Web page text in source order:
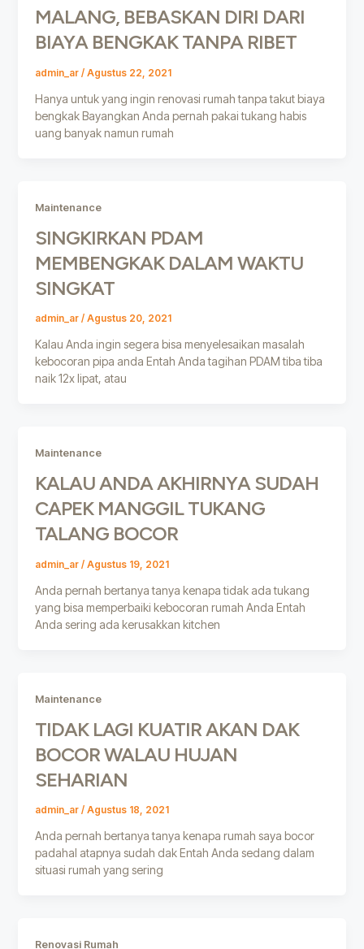
MALANG, BEBASKAN DIRI DARI
BIAYA BENGKAK TANPA RIBET
admin_ar / Agustus 22, 2021
Hanya untuk yang ingin renovasi rumah tanpa takut biaya
bengkak Bayangkan Anda pernah pakai tukang habis
uang banyak namun rumah
Maintenance
SINGKIRKAN PDAM
MEMBENGKAK DALAM WAKTU
SINGKAT
admin_ar / Agustus 20, 2021
Kalau Anda ingin segera bisa menyelesaikan masalah
kebocoran pipa anda Entah Anda tagihan PDAM tiba tiba
naik 12x lipat, atau
Maintenance
KALAU ANDA AKHIRNYA SUDAH
CAPEK MANGGIL TUKANG
TALANG BOCOR
admin_ar / Agustus 19, 2021
Anda pernah bertanya tanya kenapa tidak ada tukang
yang bisa memperbaiki kebocoran rumah Anda Entah
Anda sering ada kerusakkan kitchen
Maintenance
TIDAK LAGI KUATIR AKAN DAK
BOCOR WALAU HUJAN
SEHARIAN
admin_ar / Agustus 18, 2021
Anda pernah bertanya tanya kenapa rumah saya bocor
padahal atapnya sudah dak Entah Anda sedang dalam
situasi rumah yang sering
Renovasi Rumah